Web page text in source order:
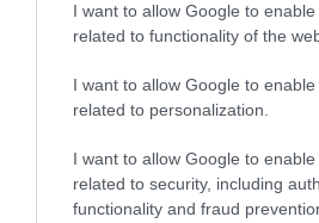
I want to allow Google to
related to functionality of the
I want to allow Google to
related to personalization.
I want to allow Google to
related to security, including
functionality and fraud
Legfrissebb híreink
FELADAT JÖHET
2026.